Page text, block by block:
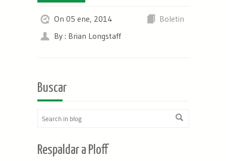
On 05 ene, 2014
Boletin
By : Brian Longstaff
Buscar
Respaldar a Ploff